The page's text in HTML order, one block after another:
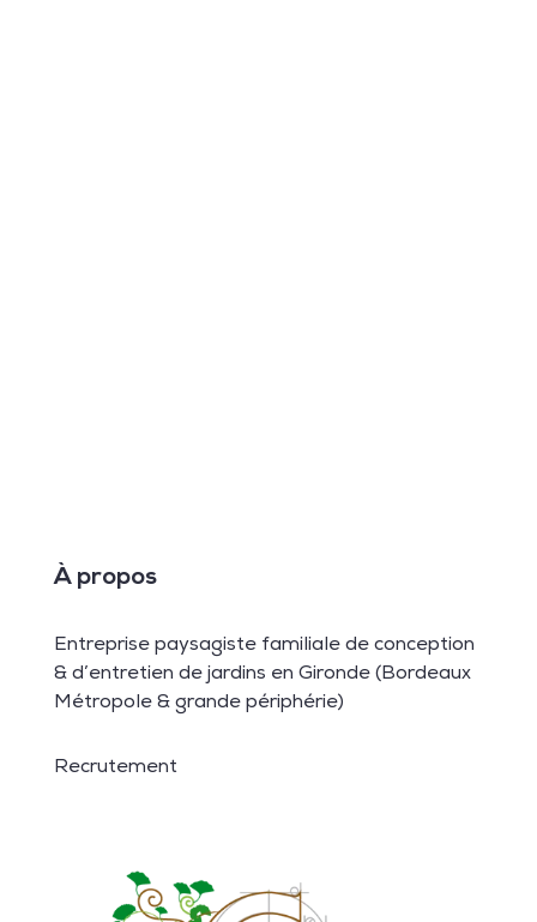
À propos
Entreprise paysagiste familiale de conception
& d’entretien de jardins en Gironde (Bordeaux
Métropole & grande périphérie)
Recrutement